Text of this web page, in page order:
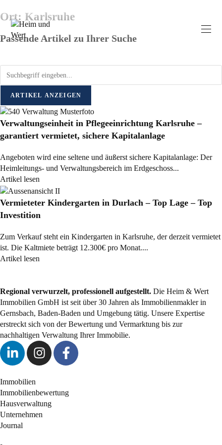
Ort: Karlsruhe
Passende Artikel zu Ihrer Suche
ARTIKEL ANZEIGEN
Verwaltungseinheit in Pflegeeinrichtung Karlsruhe –
garantiert vermietet, sichere Kapitalanlage
Angeboten wird eine seltene und äußerst sichere Kapitalanlage: Der
Heimleitungs- und Verwaltungsbereich im Erdgeschoss...
Artikel lesen
Vermieteter Kindergarten in Durlach – Top Lage – Top
Investition
Zum Verkauf steht ein Kindergarten in Karlsruhe, der derzeit vermietet
ist. Die Kaltmiete beträgt 12.300€ pro Monat....
Artikel lesen
Regional verwurzelt, professionell aufgestellt. Die Heim & Wert
Immobilien GmbH ist seit über 30 Jahren als Immobilienmakler in
Gernsbach, Baden-Baden und Umgebung tätig. Unsere Expertise
erstreckt sich von der Bewertung und Vermarktung bis zur
nachhaltigen Verwaltung Ihrer Immobilie.
Immobilien
Immobilienbewertung
Hausverwaltung
Unternehmen
Journal